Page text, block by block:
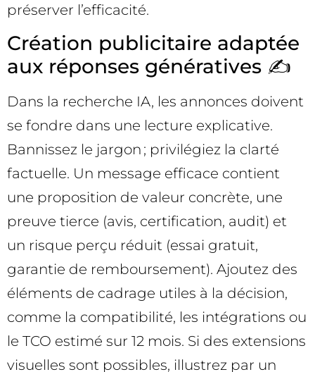
préserver l’efficacité.
Création publicitaire adaptée
aux réponses génératives ✍️
Dans la recherche IA, les annonces doivent
se fondre dans une lecture explicative.
Bannissez le jargon ; privilégiez la clarté
factuelle. Un message efficace contient
une proposition de valeur concrète, une
preuve tierce (avis, certification, audit) et
un risque perçu réduit (essai gratuit,
garantie de remboursement). Ajoutez des
éléments de cadrage utiles à la décision,
comme la compatibilité, les intégrations ou
le TCO estimé sur 12 mois. Si des extensions
visuelles sont possibles, illustrez par un